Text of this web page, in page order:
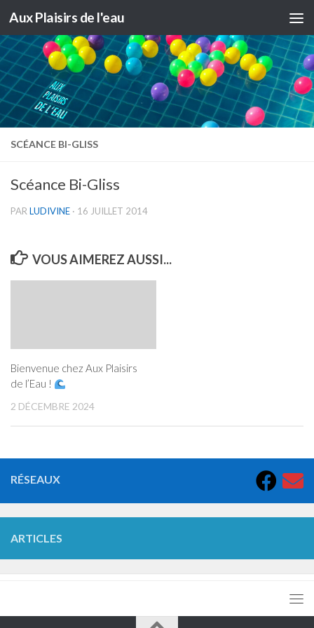
Skip to content
Aux Plaisirs de l'eau
SCÉANCE BI-GLISS
Scéance Bi-Gliss
PARLUDIVINE · 16 JUILLET 2014
VOUS AIMEREZ AUSSI...
Bienvenue chez Aux Plaisirs
de l’Eau !
2 DÉCEMBRE 2024
RÉSEAUX
ARTICLES